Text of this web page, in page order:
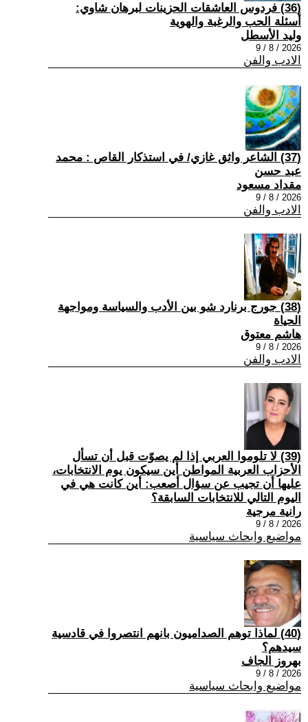
(36) فردوس العاشقات الحزينات لبرهان شاوي:
أسئلة الحب والرغبة والهوية
وليد الأسطل
2026 / 8 / 9
الادب والفن
(37) الشاعر واثق غازي/ في استذكار القاص : محمد
عبد حسن
مقداد مسعود
2026 / 8 / 9
الادب والفن
(38) جورج برنارد شو بين الأدب والسياسة ومواجهة
الحياة
هاشم معتوق
2026 / 8 / 9
الادب والفن
(39) لا تلوموا العربي إذا لم يصوّت قبل أن تسأل
الأحزاب العربية المواطن أين سيكون يوم الانتخابات،
عليها أن تجيب عن سؤال أصعب: أين كانت هي في
اليوم التالي للانتخابات السابقة؟
رانية مرجية
2026 / 8 / 9
مواضيع وابحاث سياسية
(40) ‏لماذا توهم الصداميون بانهم انتصروا في قادسية
سيدهم؟
بهروز الجاف
2026 / 8 / 9
مواضيع وابحاث سياسية